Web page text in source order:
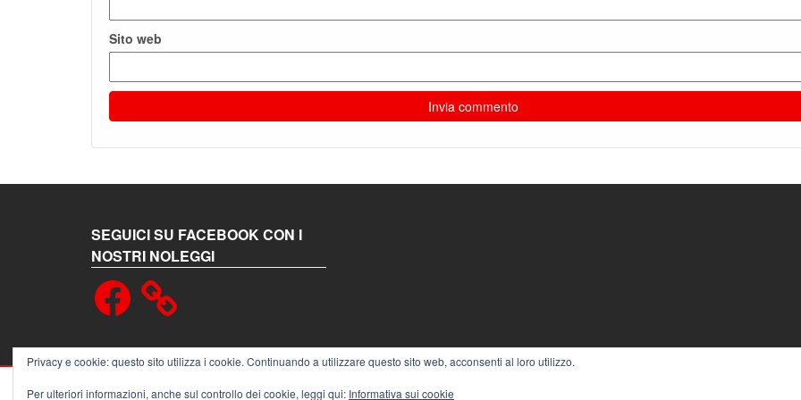
Sito web
SEGUICI SU FACEBOOK CON I
NOSTRI NOLEGGI
Facebook
PROUDLY POWERED BY
Privacy e cookie: questo sito utilizza i cookie. Continuando a utilizzare questo sito web, acconsenti al loro utilizzo.
Per ulteriori informazioni, anche sul controllo dei cookie, leggi qui: Informativa sui cookie